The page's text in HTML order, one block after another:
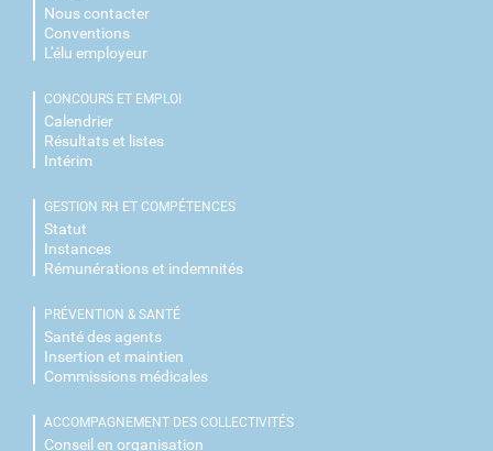
Nous contacter
Conventions
L'élu employeur
CONCOURS ET EMPLOI
Calendrier
Résultats et listes
Intérim
GESTION RH ET COMPÉTENCES
Statut
Instances
Rémunérations et indemnités
PRÉVENTION & SANTÉ
Santé des agents
Insertion et maintien
Commissions médicales
ACCOMPAGNEMENT DES COLLECTIVITÉS
Conseil en organisation